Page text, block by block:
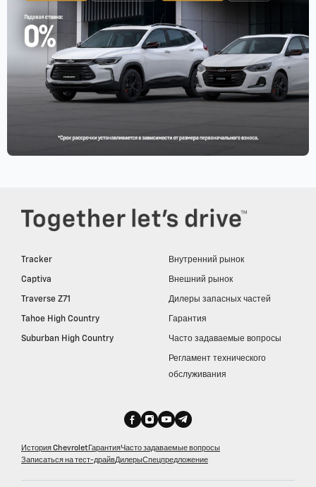
Tracker
Captiva
Traverse Z71
Tahoe High Country
Suburban High Country
Внутренний рынок
Внешний рынок
Дилеры запасных частей
Гарантия
Часто задаваемые вопросы
Регламент технического
обслуживания
История Chevrolet ГарантияЧасто задаваемые вопросы
Записаться на тест-драйвДилерыСпецпредложение